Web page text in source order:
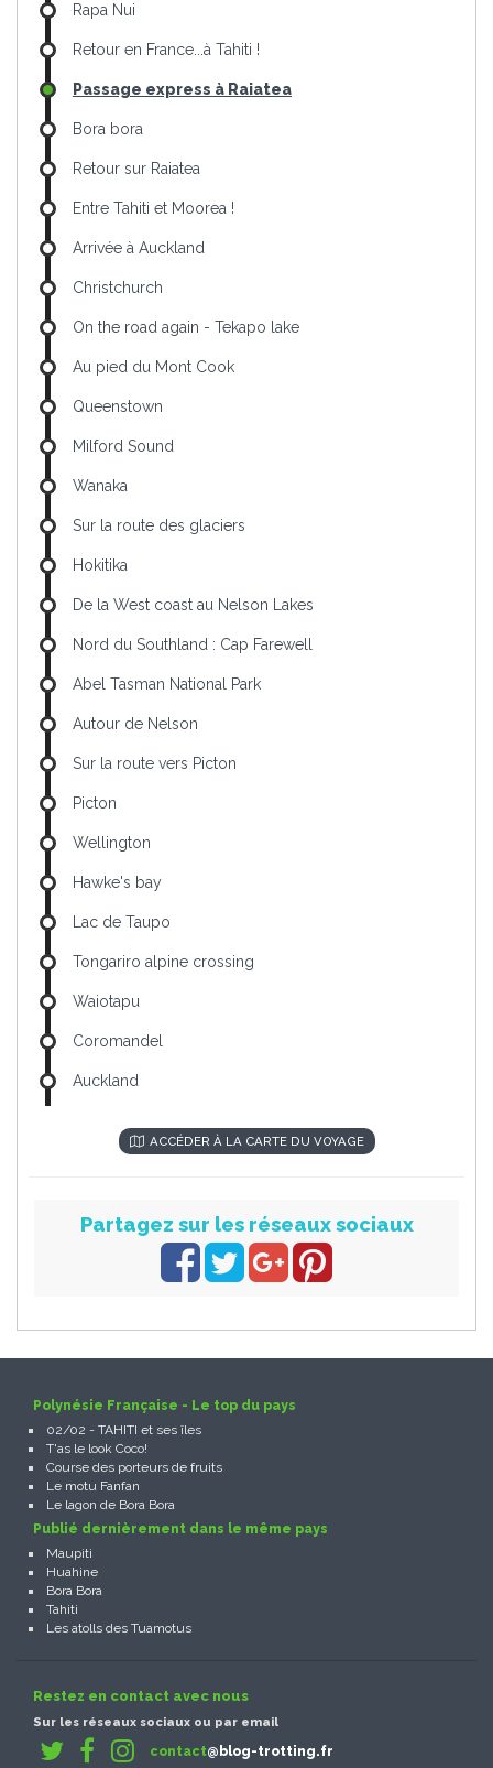
Rapa Nui
Retour en France...à Tahiti !
Passage express à Raiatea
Bora bora
Retour sur Raiatea
Entre Tahiti et Moorea !
Arrivée à Auckland
Christchurch
On the road again - Tekapo lake
Au pied du Mont Cook
Queenstown
Milford Sound
Wanaka
Sur la route des glaciers
Hokitika
De la West coast au Nelson Lakes
Nord du Southland : Cap Farewell
Abel Tasman National Park
Autour de Nelson
Sur la route vers Picton
Picton
Wellington
Hawke's bay
Lac de Taupo
Tongariro alpine crossing
Waiotapu
Coromandel
Auckland
ACCÉDER À LA CARTE DU VOYAGE
Partagez sur les réseaux sociaux
Polynésie Française - Le top du pays
02/02 - TAHITI et ses îles
T'as le look Coco!
Course des porteurs de fruits
Le motu Fanfan
Le lagon de Bora Bora
Publié dernièrement dans le même pays
Maupiti
Huahine
Bora Bora
Tahiti
Les atolls des Tuamotus
Restez en contact avec nous
Sur les réseaux sociaux ou par email
contact@blog-trotting.fr